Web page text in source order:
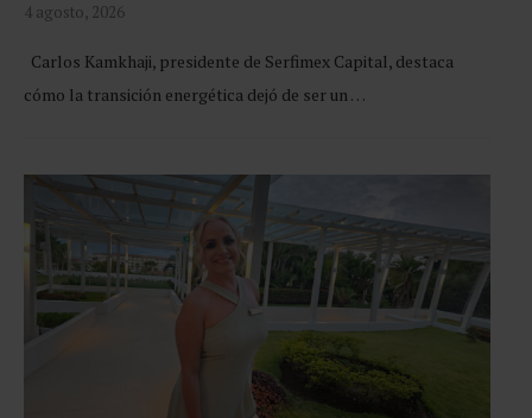
4 agosto, 2026
Carlos Kamkhaji, presidente de Serfimex Capital, destaca
cómo la transición energética dejó de ser un …